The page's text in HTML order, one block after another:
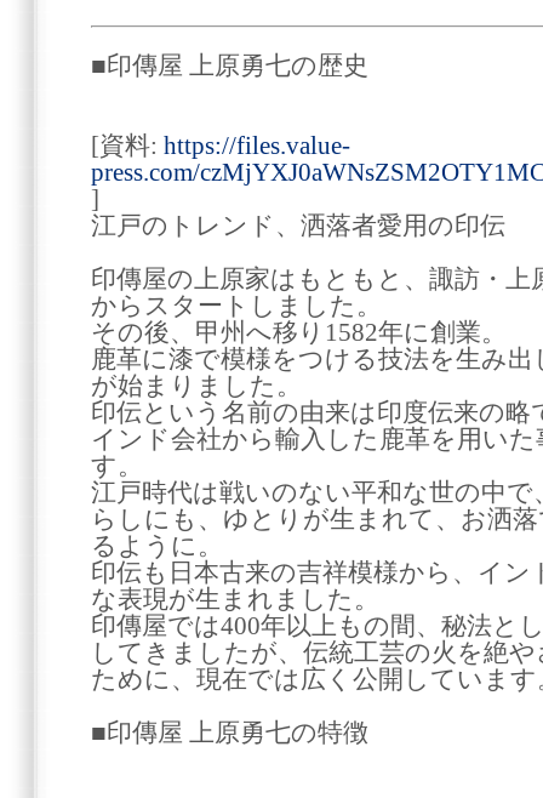
■印傳屋 上原勇七の歴史
[資料: https://files.value-
press.com/
]
江戸のトレンド、洒落者愛用の印伝
印傳屋の上原家はもともと、諏訪・
からスタートしました。
その後、甲州へ移り1582年に創業。
鹿革に漆で模様をつける技法を生み
が始まりました。
印伝という名前の由来は印度伝来の
インド会社から輸入した鹿革を用い
す。
江戸時代は戦いのない平和な世の中
らしにも、ゆとりが生まれて、お洒
るように。
印伝も日本古来の吉祥模様から、イ
な表現が生まれました。
印傳屋では400年以上もの間、秘法と
してきましたが、伝統工芸の火を絶
ために、現在では広く公開しています
■印傳屋 上原勇七の特徴